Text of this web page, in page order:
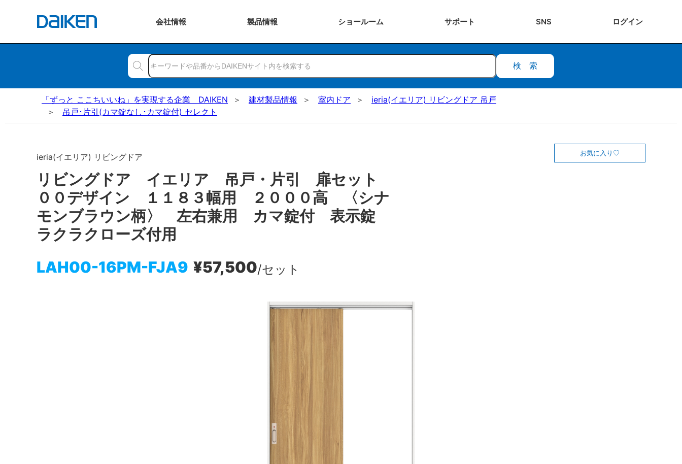
会社情報 製品情報 ショールーム サポート SNS ログイン
検索
「ずっと ここちいいね」を実現する企業 DAIKEN 建材製品情報 室内ドア
ieria(イエリア) リビングドア 吊戸
吊戸･片引(カマ錠なし･カマ錠付) セレクト
ieria(イエリア) リビングドア
リビングドア イエリア 吊戸・片引 扉セット
００デザイン １１８３幅用 ２０００高 〈シナ
モンブラウン柄〉 左右兼用 カマ錠付 表示錠
ラクラクローズ付用
LAH00-16PM-FJA9 ¥57,500/セット
お気に入り